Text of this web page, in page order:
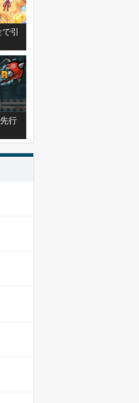
引
行